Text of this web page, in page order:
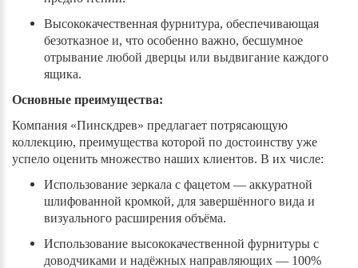
Высококачественная фурнитура, обеспечивающая
безотказное и, что особенно важно, бесшумное
отрывание любой дверцы или выдвигание каждого
ящика.
Основные преимущества:
Компания «Пинскдрев» предлагает потрясающую
коллекцию, преимущества которой по достоинству уже
успело оценить множество наших клиентов. В их числе:
Использование зеркала с фацетом — аккуратной
шлифованной кромкой, для завершённого вида и
визуального расширения объёма.
Использование высококачественной фурнитуры с
доводчиками и надёжных направляющих — 100%